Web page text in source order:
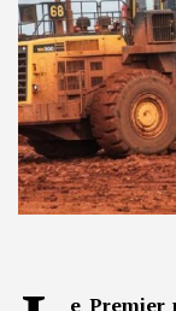
e Premier